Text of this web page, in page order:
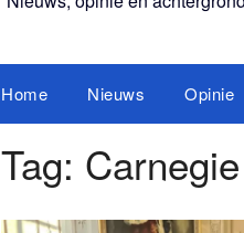
Home Nieuws Opinie
Tag: